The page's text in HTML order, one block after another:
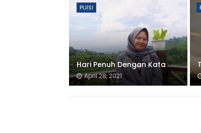
PUISI
Hari Penuh Dengan Kata
April 28, 2021